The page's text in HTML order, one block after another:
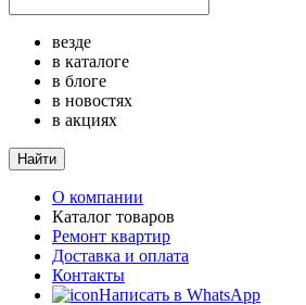
везде
в каталоге
в блоге
в новостях
в акциях
Найти
О компании
Каталог товаров
Ремонт квартир
Доставка и оплата
Контакты
Написать в WhatsApp